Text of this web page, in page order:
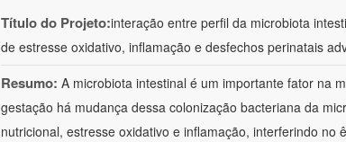
Título do Projeto:interação entre perfil da microbiota
de estresse oxidativo, inflamação e desfechos perinatais
Resumo: A microbiota intestinal é um importante fator na
gestação há mudança dessa colonização bacteriana da
nutricional, estresse oxidativo e inflamação, interferindo no